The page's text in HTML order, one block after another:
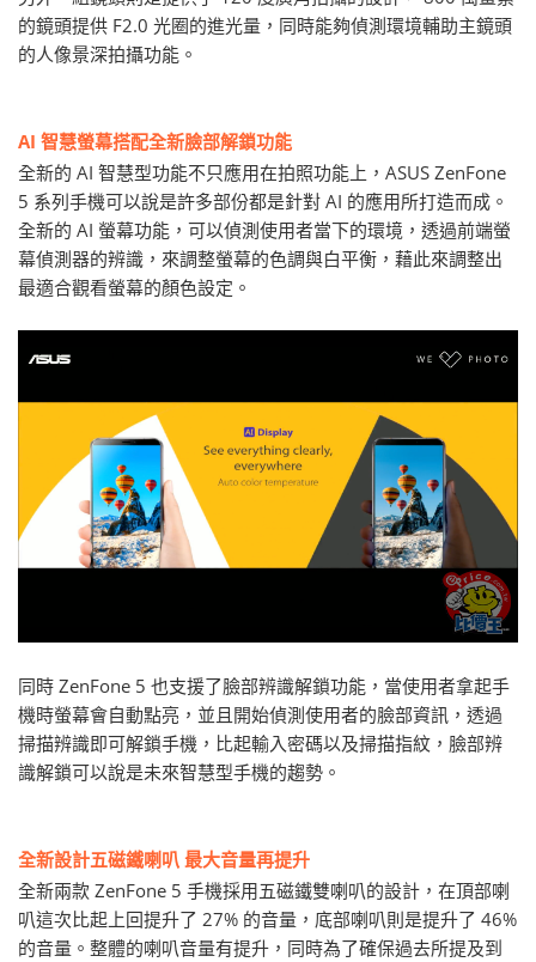
的鏡頭提供 F2.0 光圈的進光量，同時能夠偵測環境輔助主鏡頭
的人像景深拍攝功能。
AI 智慧螢幕搭配全新臉部解鎖功能
全新的 AI 智慧型功能不只應用在拍照功能上，ASUS ZenFone
5 系列手機可以說是許多部份都是針對 AI 的應用所打造而成。
全新的 AI 螢幕功能，可以偵測使用者當下的環境，透過前端螢
幕偵測器的辨識，來調整螢幕的色調與白平衡，藉此來調整出
最適合觀看螢幕的顏色設定。
同時 ZenFone 5 也支援了臉部辨識解鎖功能，當使用者拿起手
機時螢幕會自動點亮，並且開始偵測使用者的臉部資訊，透過
掃描辨識即可解鎖手機，比起輸入密碼以及掃描指紋，臉部辨
識解鎖可以說是未來智慧型手機的趨勢。
全新設計五磁鐵喇叭 最大音量再提升
全新兩款 ZenFone 5 手機採用五磁鐵雙喇叭的設計，在頂部喇
叭這次比起上回提升了 27% 的音量，底部喇叭則是提升了 46%
的音量。整體的喇叭音量有提升，同時為了確保過去所提及到